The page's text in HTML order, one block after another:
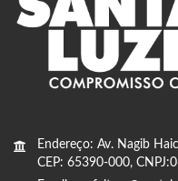
Endereço: Av. Nagib
CEP: 65390-000,